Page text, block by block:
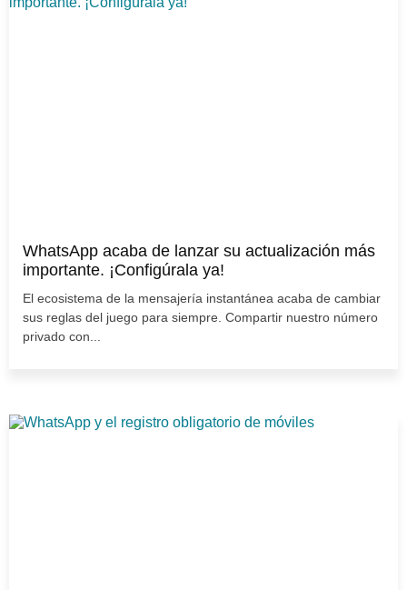
WhatsApp acaba de lanzar su actualización más
importante. ¡Configúrala ya!
El ecosistema de la mensajería instantánea acaba de cambiar
sus reglas del juego para siempre. Compartir nuestro número
privado con...